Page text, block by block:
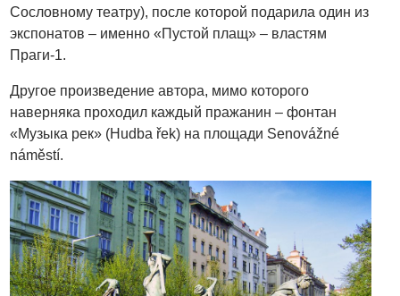
Сословному театру), после которой подарила один из
экспонатов – именно «Пустой плащ» – властям
Праги-1.
Другое произведение автора, мимо которого
наверняка проходил каждый пражанин – фонтан
«Музыка рек» (Hudba řek) на площади Senovážné
náměstí.